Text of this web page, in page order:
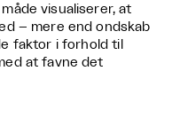
visualiserer, at
– mere end ondskab
faktor i forhold til
at favne det